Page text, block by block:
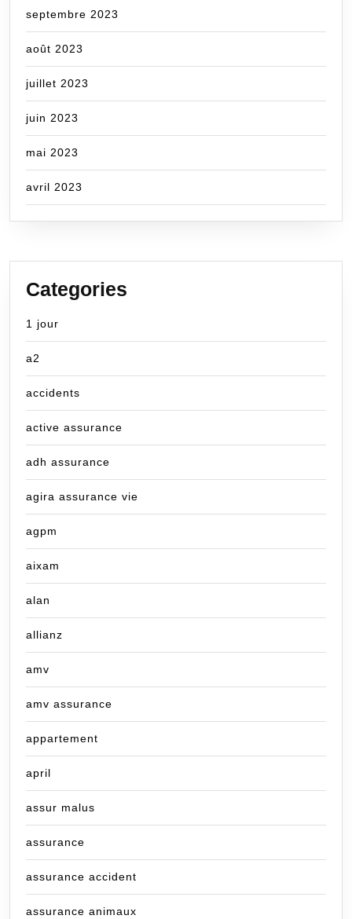
septembre 2023
août 2023
juillet 2023
juin 2023
mai 2023
avril 2023
Categories
1 jour
a2
accidents
active assurance
adh assurance
agira assurance vie
agpm
aixam
alan
allianz
amv
amv assurance
appartement
april
assur malus
assurance
assurance accident
assurance animaux